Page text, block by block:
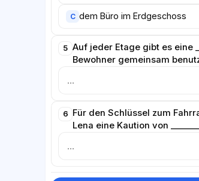
C dem Büro im Erdgeschoss
5 Auf jeder Etage gibt es eine
Bewohner gemeinsam
6
Für den Schlüssel zum
Lena eine Kaution von